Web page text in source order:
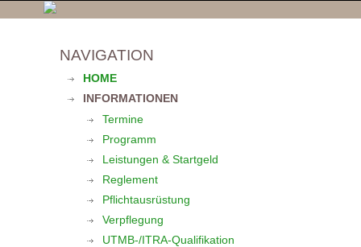
NAVIGATION
HOME
INFORMATIONEN
Termine
Programm
Leistungen & Startgeld
Reglement
Pflichtausrüstung
Verpflegung
UTMB-/ITRA-Qualifikation